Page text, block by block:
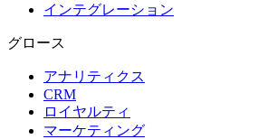
インテグレーション
グロース
アナリティクス
CRM
ロイヤルティ
マーケティング